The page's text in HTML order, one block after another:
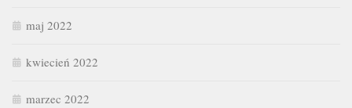
maj 2022
kwiecień 2022
marzec 2022